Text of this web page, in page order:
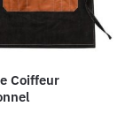
Coiffeur